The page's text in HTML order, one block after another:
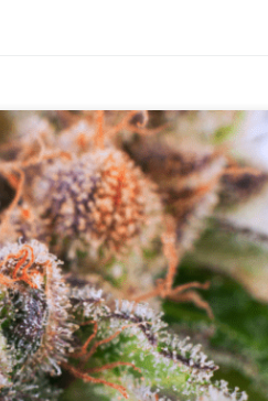
Haze: odmiany Haze należą do
– i dzisiaj przychodzimy do was z
jakie posiadają efekty, oraz które
do kultury zachodniej wprowadzono
protesty oraz najbardziej znane […]